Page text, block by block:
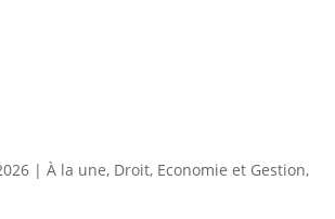
| À la une, Droit, Economie et Gestion,